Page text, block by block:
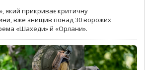
який прикриває критичну
вже знищив понад 30 ворожих
«Шахеди» й «Орлани».